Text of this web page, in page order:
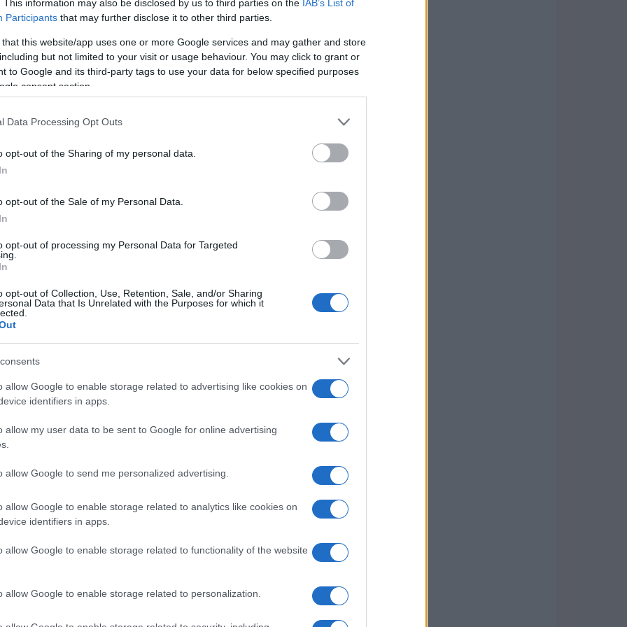
This information may also be disclosed by us to third parties on the IAB’s List of
Participants that may further disclose it to other third parties.
that this website/app uses one or more Google services and may gather and store
but not limited to your visit or usage behaviour. You may click to grant or
to Google and its third-party tags to use your data for below specified purposes
consent section.
Data Processing Opt Outs
opt-out of the Sharing of my personal data.
opt-out of the Sale of my Personal Data.
opt-out of processing my Personal Data for Targeted
opt-out of Collection, Use, Retention, Sale, and/or Sharing
Data that Is Unrelated with the Purposes for which it
allow Google to enable storage related to advertising like cookies on
identifiers in apps.
allow my user data to be sent to Google for online advertising
allow Google to send me personalized advertising.
allow Google to enable storage related to analytics like cookies on
identifiers in apps.
allow Google to enable storage related to functionality of the website
allow Google to enable storage related to personalization.
dei borghi più affascinanti delleCinque
sulle acque blu del Mediterraneo, mentre i
incantevole, ideale per una visita
a 70 metri di altezza, questo borgo
senza fiato.
trent’anni di lavoro e passione da parte di
la propria vita a questa meravigliosa
tipiche del Natale, Andreoli ha
guadagnandosi un posto nel
e dell’amore per le tradizioni locali.